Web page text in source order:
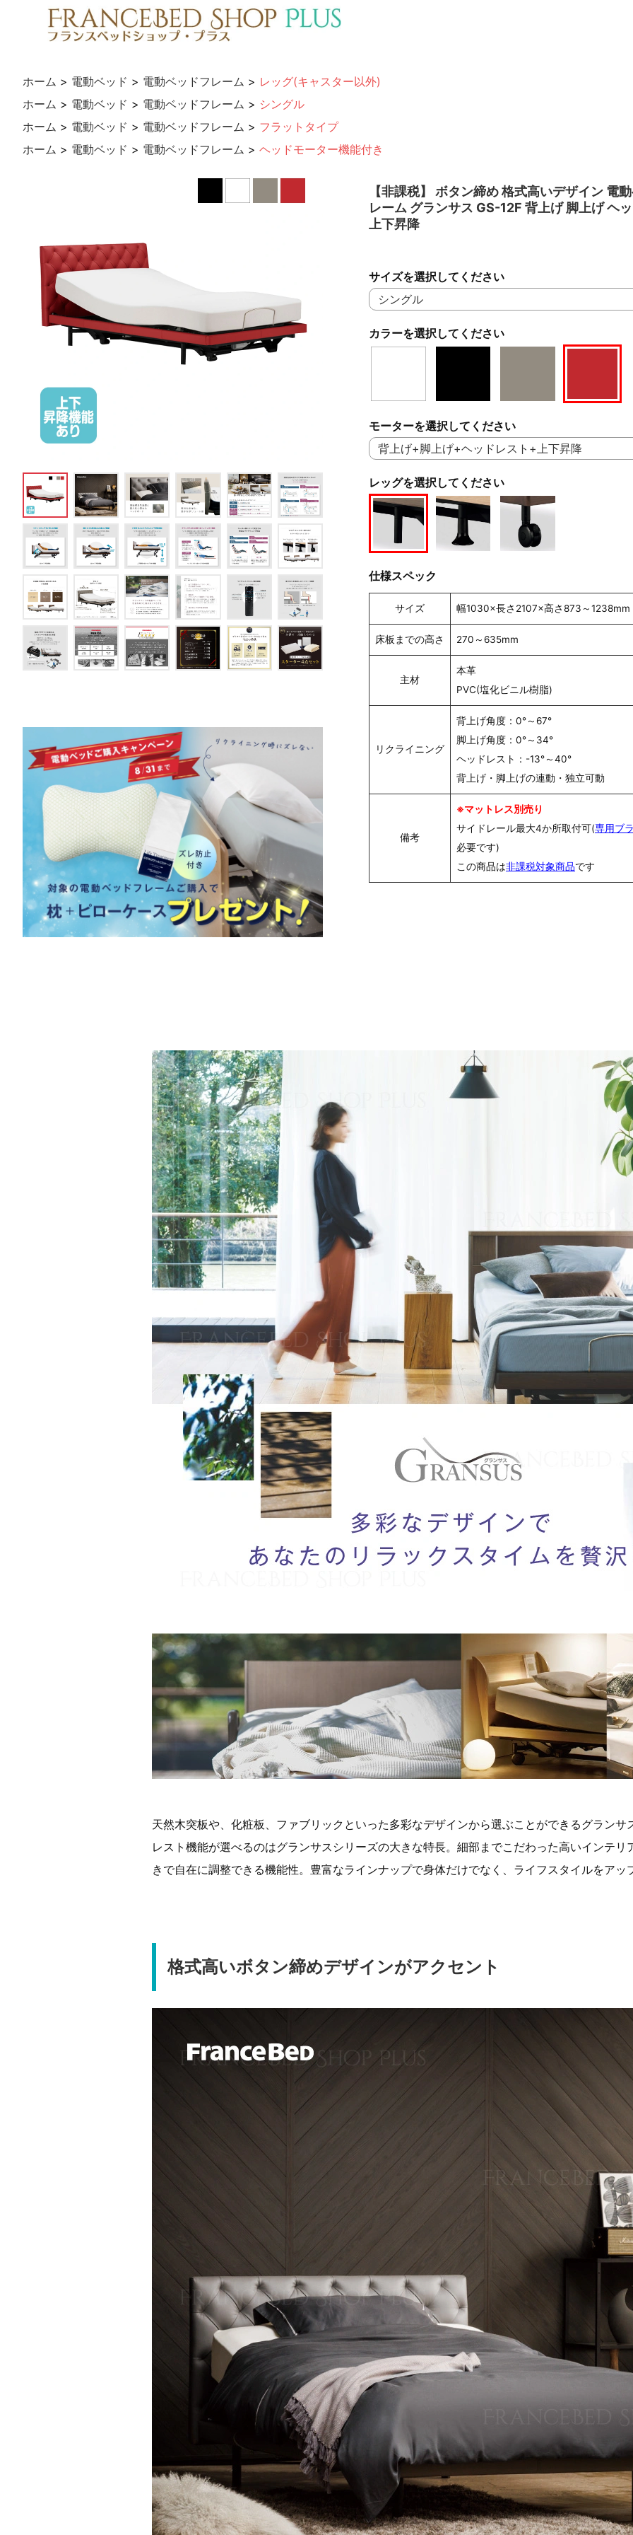
ホーム > 電動ベッド > 電動ベッドフレーム > レッグ(キャスター以外)
ホーム > 電動ベッド > 電動ベッドフレーム > シングル
ホーム > 電動ベッド > 電動ベッドフレーム > フラットタイプ
ホーム > 電動ベッド > 電動ベッドフレーム > ヘッドモーター機能付き
【非課税】 ボタン締め 格式高いデザイン 電
レーム グランサス GS-12F 背上げ 脚上げ ヘ
上下昇降
カラーを選択してください
サイズを選択してください
モーターを選択してください
レッグを選択してください
仕様スペック
サイズ 幅1030×長さ2107×高さ873～1238mm
床板までの高さ 270～635mm
主材
本革
PVC(塩化ビニル樹脂)
リクライニング
背上げ角度：0°～67°
脚上げ角度：0°～34°
ヘッドレスト：-13°～40°
背上げ・脚上げの連動・独立可動
備考
※マットレス別売り
サイドレール最大4か所取付可(専用ブ
必要です)
この商品は非課税対象商品です
天然木突板や、化粧板、ファブリックといった多彩なデザインから選ぶことができるグランサ
レスト機能が選べるのはグランサスシリーズの大きな特長。細部までこだわった高いインテリ
きで自在に調整できる機能性。豊富なラインナップで身体だけでなく、ライフスタイルをアッ
格式高いボタン締めデザインがアクセント